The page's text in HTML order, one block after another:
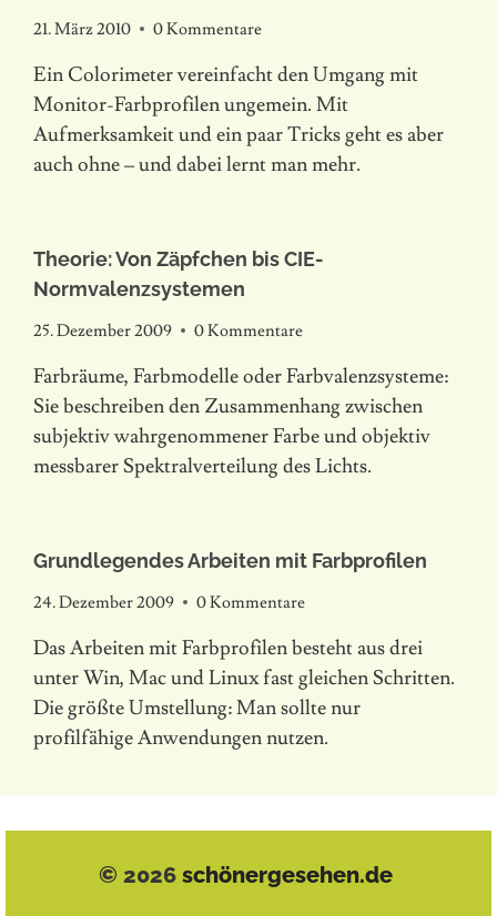
21. März 2010 0 Kommentare
Ein Colorimeter vereinfacht den Umgang mit
Monitor-Farbprofilen ungemein. Mit
Aufmerksamkeit und ein paar Tricks geht es aber
auch ohne – und dabei lernt man mehr.
Theorie: Von Zäpfchen bis CIE-
Normvalenzsystemen
25. Dezember 2009 0 Kommentare
Farbräume, Farbmodelle oder Farbvalenzsysteme:
Sie beschreiben den Zusammenhang zwischen
subjektiv wahrgenommener Farbe und objektiv
messbarer Spektralverteilung des Lichts.
Grundlegendes Arbeiten mit Farbprofilen
24. Dezember 2009 0 Kommentare
Das Arbeiten mit Farbprofilen besteht aus drei
unter Win, Mac und Linux fast gleichen Schritten.
Die größte Umstellung: Man sollte nur
profilfähige Anwendungen nutzen.
© 2026 schönergesehen.de